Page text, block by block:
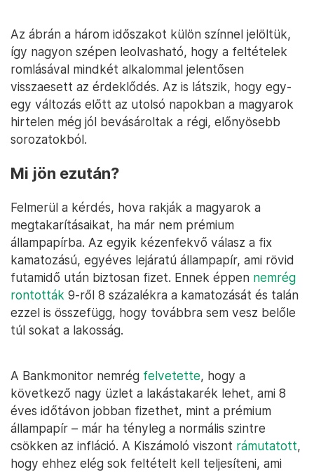
Az ábrán a három időszakot külön színnel jelöltük,
így nagyon szépen leolvasható, hogy a feltételek
romlásával mindkét alkalommal jelentősen
visszaesett az érdeklődés. Az is látszik, hogy egy-
egy változás előtt az utolsó napokban a magyarok
hirtelen még jól bevásároltak a régi, előnyösebb
sorozatokból.
Mi jön ezután?
Felmerül a kérdés, hova rakják a magyarok a
megtakarításaikat, ha már nem prémium
állampapírba. Az egyik kézenfekvő válasz a fix
kamatozású, egyéves lejáratú állampapír, ami rövid
futamidő után biztosan fizet. Ennek éppen nemrég
rontották 9-ről 8 százalékra a kamatozását és talán
ezzel is összefügg, hogy továbbra sem vesz belőle
túl sokat a lakosság.
A Bankmonitor nemrég felvetette, hogy a
következő nagy üzlet a lakástakarék lehet, ami 8
éves időtávon jobban fizethet, mint a prémium
állampapír – már ha tényleg a normális szintre
csökken az infláció. A Kiszámoló viszont rámutatott,
hogy ehhez elég sok feltételt kell teljesíteni, ami